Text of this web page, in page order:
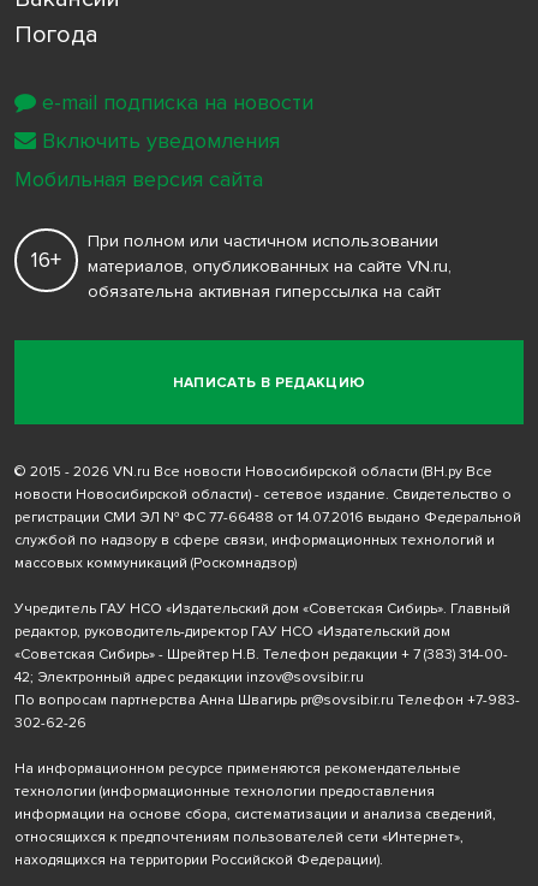
Погода
НАПИСАТЬ В РЕДАКЦИЮ
16+
При полном или частичном использовании
материалов, опубликованных на сайте VN.ru,
обязательна активная гиперссылка на сайт
© 2015 - 2026 VN.ru Все новости Новосибирской области (ВН.ру Все
новости Новосибирской области) - сетевое издание. Свидетельство о
регистрации СМИ ЭЛ № ФС 77-66488 от 14.07.2016 выдано Федеральной
службой по надзору в сфере связи, информационных технологий и
массовых коммуникаций (Роскомнадзор)
Учредитель ГАУ НСО «Издательский дом «Советская Сибирь». Главный
редактор, руководитель-директор ГАУ НСО «Издательский дом
«Советская Сибирь» - Шрейтер Н.В. Телефон редакции + 7 (383) 314-00-
42; Электронный адрес редакции inzov@sovsibir.ru
По вопросам партнерства Анна Швагирь pr@sovsibir.ru Телефон +7-983-
302-62-26
На информационном ресурсе применяются рекомендательные
технологии (информационные технологии предоставления
информации на основе сбора, систематизации и анализа сведений,
относящихся к предпочтениям пользователей сети «Интернет»,
находящихся на территории Российской Федерации).
e-mail подписка на новости
Включить уведомления
Мобильная версия сайта